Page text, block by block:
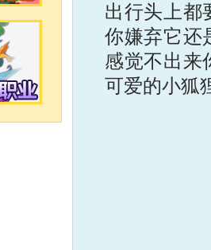
出行头上都
你嫌弃它还
感觉不出来
可爱的小狐